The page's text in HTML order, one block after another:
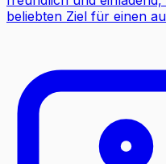
beliebten Ziel für einen